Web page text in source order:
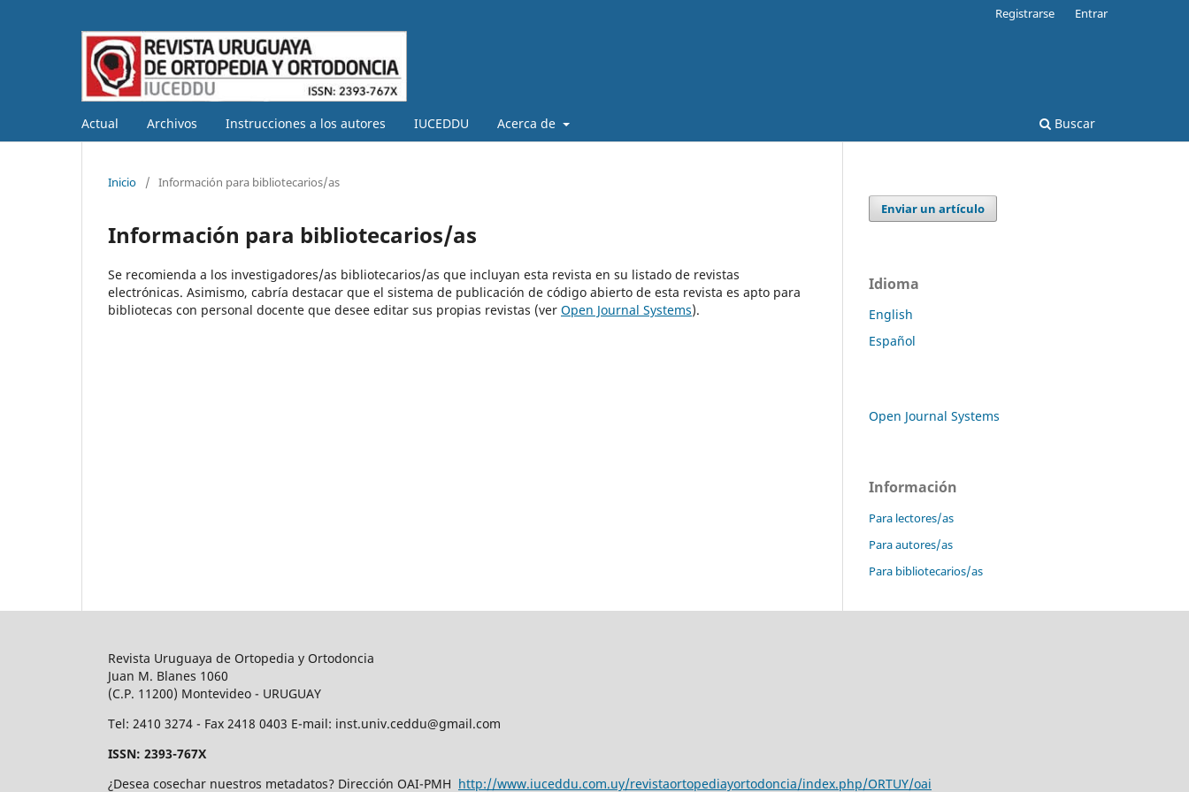
Actual Archivos Instrucciones a los autores IUCEDDU Acerca de Buscar
Registrarse Entrar
Inicio / Información para bibliotecarios/as
Información para bibliotecarios/as
Se recomienda a los investigadores/as bibliotecarios/as que incluyan esta revista en su listado de revistas
electrónicas. Asimismo, cabría destacar que el sistema de publicación de código abierto de esta revista es apto para
bibliotecas con personal docente que desee editar sus propias revistas (ver Open Journal Systems).
Enviar un artículo
Idioma
English
Español
Open Journal Systems
Información
Para lectores/as
Para autores/as
Para bibliotecarios/as
Revista Uruguaya de Ortopedia y Ortodoncia
Juan M. Blanes 1060
(C.P. 11200) Montevideo - URUGUAY
Tel: 2410 3274 - Fax 2418 0403 E-mail: inst.univ.ceddu@gmail.com
ISSN: 2393-767X
¿Desea cosechar nuestros metadatos? Dirección OAI-PMH http://www.iuceddu.com.uy/revistaortopediayortodoncia/index.php/ORTUY/oai